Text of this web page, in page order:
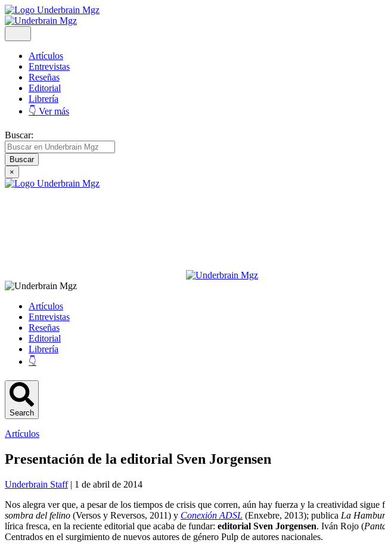
Artículos
Entrevistas
Reseñas
Editorial
Librería
👇 Ver más
Buscar:
×
Artículos
Entrevistas
Reseñas
Editorial
Librería
👇
Search
Artículos
Presentación de la editorial Sven Jorgensen
Underbrain Staff| 1 de abril de 2014
Nos alegra ver que, a pesar de los tiempos de crisis que corren, aún hay fuerza y la creatividad
sombra del felino (Versos y Reversos, 2011) y Conexión ADSL (Enxebre, 2013); publica La
lírica fresca, en la reciente editorial que acaba de fundar: editorial Sven Jorgensen. Iván Rojo (
Centrados en el surgimiento de nuevos autores de género Pulp de autores nacionales.